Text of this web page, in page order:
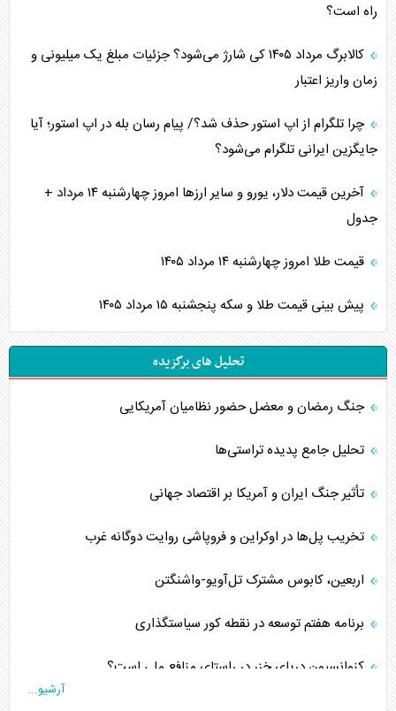
راه است؟
کالابرگ مرداد ۱۴۰۵ کی شارژ می‌شود؟ جزئیات مبلغ یک میلیونی و
زمان واریز اعتبار
چرا تلگرام از اپ استور حذف شد؟/ پیام رسان بله در اپ استور؛ آیا
جایگزین ایرانی تلگرام می‌شود؟
آخرین قیمت دلار، یورو و سایر ارز‌ها امروز چهارشنبه ۱۴ مرداد +
جدول
قیمت طلا امروز چهارشنبه ۱۴ مرداد ۱۴۰۵
پیش بینی قیمت طلا و سکه پنجشنبه ۱۵ مرداد ۱۴۰۵
تحلیل های برگزیده
جنگ رمضان و معضل حضور نظامیان آمریکایی
تحلیل جامع پدیده تراستی‌ها
تأثیر جنگ ایران و آمریکا بر اقتصاد جهانی
تخریب پل‌ها در اوکراین و فروپاشی روایت دوگانه غرب
اربعین، کابوس مشترک تل‌آویو-واشنگتن
برنامه هفتم توسعه در نقطه کور سیاستگذاری
کنوانسیون دریای خزر در راستای منافع ملی است؟
آرشیو...